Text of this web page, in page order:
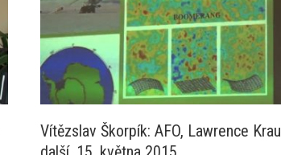
Vítězslav Škorpík: AFO, Lawrence